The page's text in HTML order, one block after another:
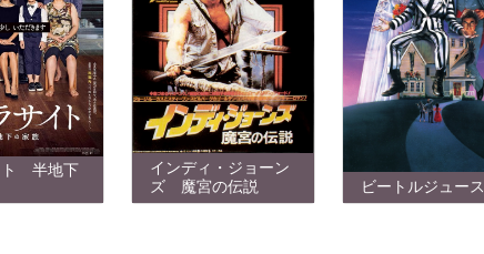
ト 半地下
インディ・ジョーン
ズ 魔宮の伝説
ビートルジュース